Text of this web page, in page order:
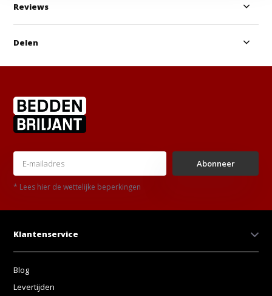
Reviews
Delen
Abonneer
* Lees hier de wettelijke beperkingen
Klantenservice
Blog
Levertijden